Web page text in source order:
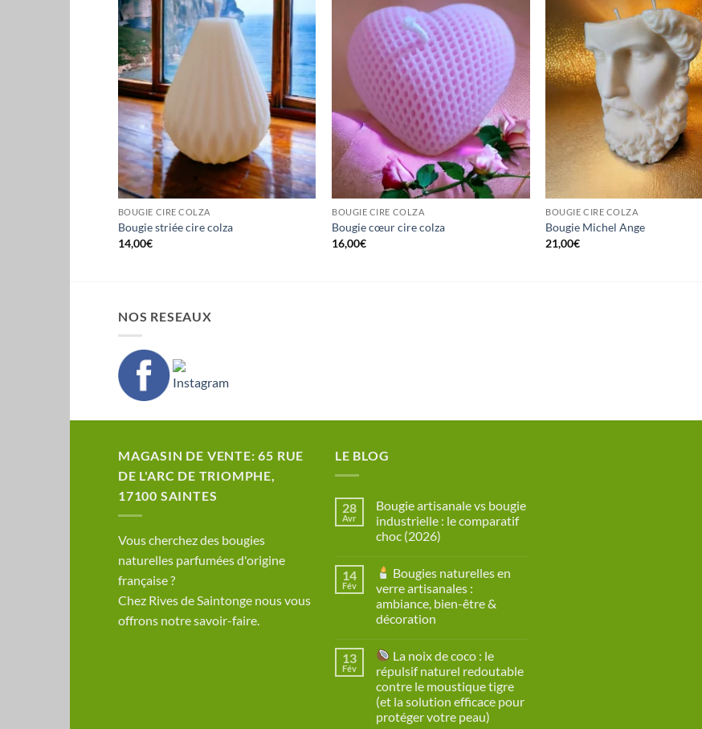
BOUGIE CIRE COLZA
Bougie striée cire colza
14,00€
BOUGIE CIRE COLZA
Bougie cœur cire colza
16,00€
BOUGIE CIRE COLZA
Bougie Michel Ange
21,00€
NOS RESEAUX
MAGASIN DE VENTE: 65 RUE
DE L'ARC DE TRIOMPHE,
17100 SAINTES
​Vous cherchez des bougies
naturelles parfumées d'origine
française ?
Chez Rives de Saintonge nous vous
offrons notre savoir-faire.
LE BLOG
28
Avr
Bougie artisanale vs bougie
industrielle : le comparatif
choc (2026)
sur
artisanale
vs
bougie
industrielle
comparatif
choc
(2026)
14
Fév
Bougies naturelles en
verre artisanales :
ambiance, bien-être &
décoration
sur
Bougies
naturelles
en
verre
artisanales
13
Fév
La noix de coco : le
répulsif naturel redoutable
contre le moustique tigre
(et la solution efficace pour
protéger votre peau)